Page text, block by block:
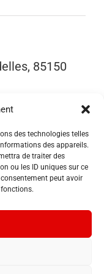
des technologies telles
des appareils.
de traiter des
ou les ID uniques sur ce
peut avoir
85150